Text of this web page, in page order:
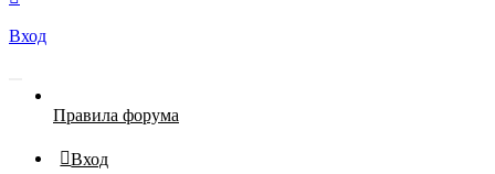
Вход
Правила форума
Вход